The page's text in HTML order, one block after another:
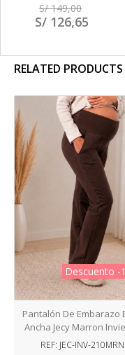
S/ 149,00
S/ 126,65
RELATED PRODUCTS
Descuento -
Pantalón De Embarazo
Ancha Jecy Marron
REF: JEC-INV-210MRN